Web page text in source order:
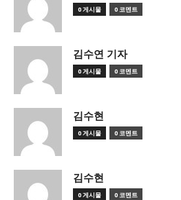
0 게시물 0 코멘트
김수연 기자
0 게시물 0 코멘트
김수현
0 게시물 0 코멘트
김수현
0 게시물 0 코멘트